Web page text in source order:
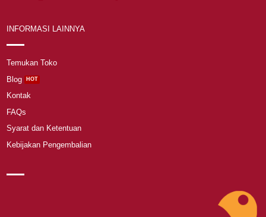
INFORMASI LAINNYA
Temukan Toko
Blog
Kontak
FAQs
Syarat dan Ketentuan
Kebijakan Pengembalian